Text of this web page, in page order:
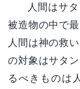
人間はサ
被造物の中で
人間は神の救
の対象はサタ
るべきものは